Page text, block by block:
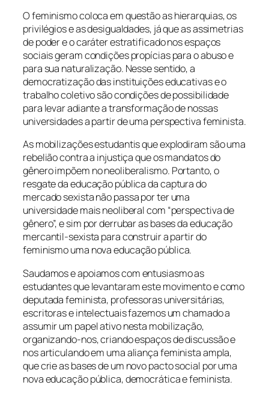
O feminismo coloca em questão as hierarquias, os
privilégios e as desigualdades, já que as assimetrias
de poder e o caráter estratificado nos espaços
sociais geram condições propícias para o abuso e
para sua naturalização. Nesse sentido, a
democratização das instituições educativas e o
trabalho coletivo são condições de possibilidade
para levar adiante a transformação de nossas
universidades a partir de uma perspectiva feminista.
As mobilizações estudantis que explodiram são uma
rebelião contra a injustiça que os mandatos do
gênero impõem no neoliberalismo. Portanto, o
resgate da educação pública da captura do
mercado sexista não passa por ter uma
universidade mais neoliberal com “perspectiva de
gênero”, e sim por derrubar as bases da educação
mercantil-sexista para construir a partir do
feminismo uma nova educação pública.
Saudamos e apoiamos com entusiasmo as
estudantes que levantaram este movimento e como
deputada feminista, professoras universitárias,
escritoras e intelectuais fazemos um chamado a
assumir um papel ativo nesta mobilização,
organizando-nos, criando espaços de discussão e
nos articulando em uma aliança feminista ampla,
que crie as bases de um novo pacto social por uma
nova educação pública, democrática e feminista.